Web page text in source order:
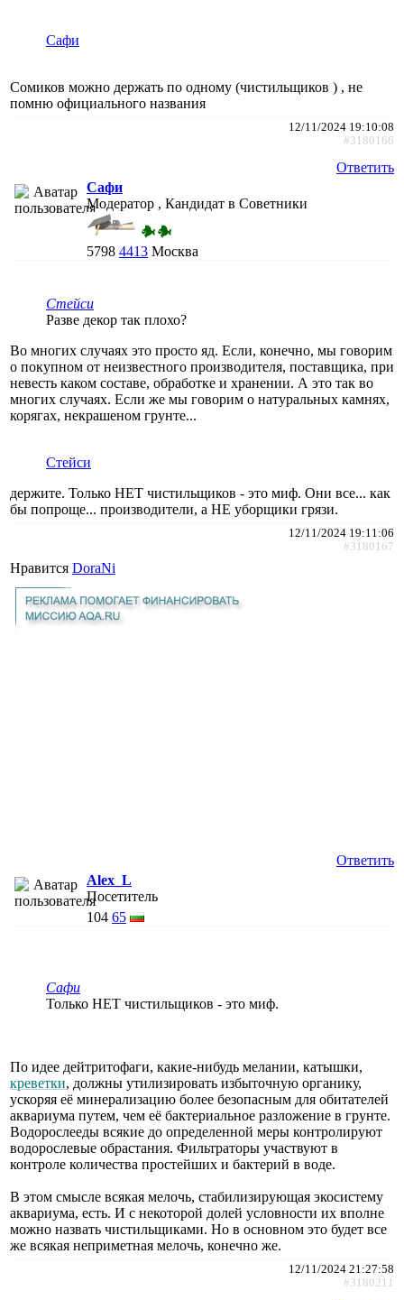
Сафи
Сомиков можно держать по одному (чистильщиков ) , не
помню официального названия
12/11/2024 19:10:08
#3180166
Ответить
Сафи
Модератор , Кандидат в Советники
5798 4413 Москва
Стейси
Разве декор так плохо?
Во многих случаях это просто яд. Если, конечно, мы говорим
о покупном от неизвестного производителя, поставщика, при
невесть каком составе, обработке и хранении. А это так во
многих случаях. Если же мы говорим о натуральных камнях,
корягах, некрашеном грунте...
Стейси
держите. Только НЕТ чистильщиков - это миф. Они все... как
бы попроще... производители, а НЕ уборщики грязи.
12/11/2024 19:11:06
#3180167
Нравится DoraNi
Ответить
Alex_L
Посетитель
104 65
Сафи
Только НЕТ чистильщиков - это миф.
По идее дейтритофаги, какие-нибудь мелании, катышки,
креветки, должны утилизировать избыточную органику,
ускоряя её минерализацию более безопасным для обитателей
аквариума путем, чем её бактериальное разложение в грунте.
Водорослееды всякие до определенной меры контролируют
водорослевые обрастания. Фильтраторы участвуют в
контроле количества простейших и бактерий в воде.
В этом смысле всякая мелочь, стабилизирующая экосистему
аквариума, есть. И с некоторой долей условности их вполне
можно назвать чистильщиками. Но в основном это будет все
же всякая неприметная мелочь, конечно же.
12/11/2024 21:27:58
#3180211